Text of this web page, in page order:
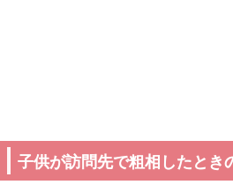
子供が訪問先で粗相したとき